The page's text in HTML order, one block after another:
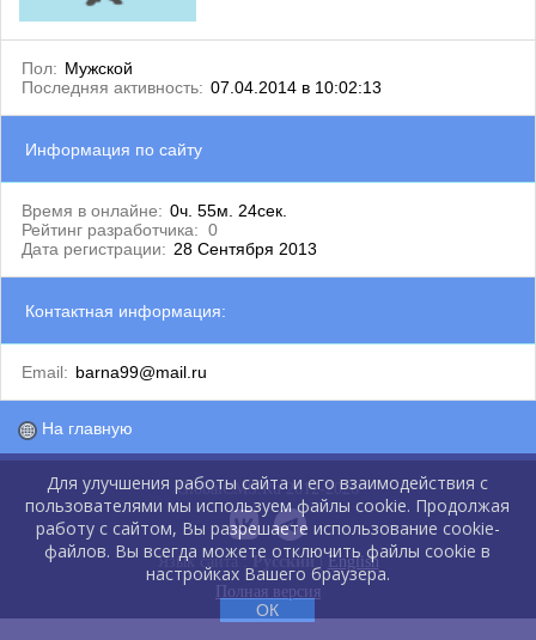
Пол: Мужской
Последняя активность: 07.04.2014 в 10:02:13
Информация по сайту
Время в онлайне: 0ч. 55м. 24сек.
Рейтинг разработчика: 0
Дата регистрации: 28 Сентября 2013
Контактная информация:
Email: barna99@mail.ru
На главную
GlobalCMS.Ru 2012-2026
Язык сайта :Русский| English
Полная версия
Для улучшения работы сайта и его взаимодействия с
пользователями мы используем файлы cookie. Продолжая
работу с сайтом, Вы разрешаете использование cookie-
файлов. Вы всегда можете отключить файлы cookie в
настройках Вашего браузера.
ОК